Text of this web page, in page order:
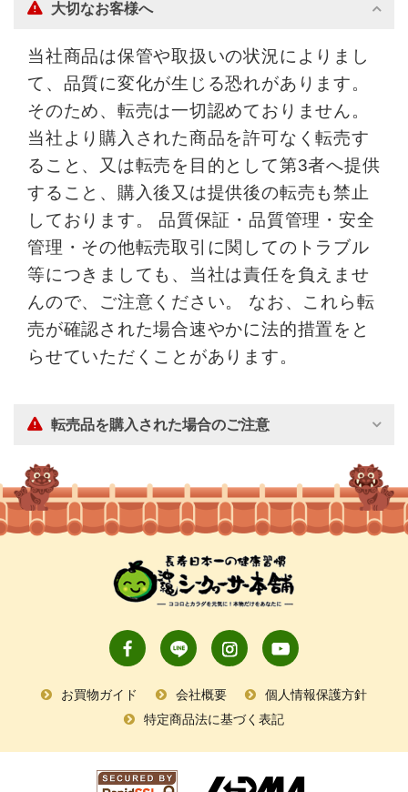
大切なお客様へ
当社商品は保管や取扱いの状況によりまし
て、品質に変化が生じる恐れがあります。
そのため、転売は一切認めておりません。
当社より購入された商品を許可なく転売す
ること、又は転売を目的として第3者へ提供
すること、購入後又は提供後の転売も禁止
しております。 品質保証・品質管理・安全
管理・その他転売取引に関してのトラブル
等につきましても、当社は責任を負えませ
んので、ご注意ください。 なお、これら転
売が確認された場合速やかに法的措置をと
らせていただくことがあります。
転売品を購入された場合のご注意
お買物ガイド 会社概要
個人情報保護方針
特定商品法に基づく表記